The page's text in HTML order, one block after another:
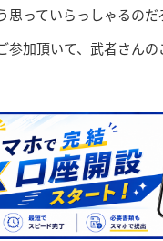
思っていらっしゃるのだ
参加頂いて、武者さん